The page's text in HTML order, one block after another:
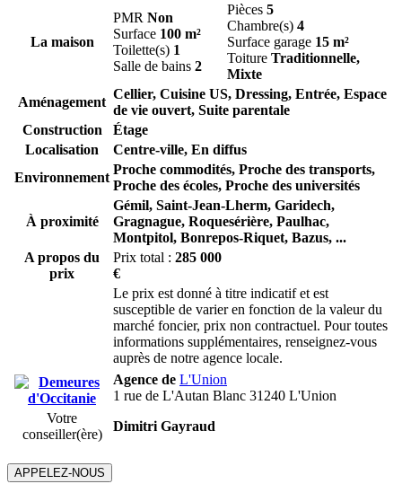
La maison
PMR Non
Surface 100 m²
Toilette(s) 1
Salle de bains 2
Pièces 5
Chambre(s) 4
Surface garage 15 m²
Toiture Traditionnelle,
Mixte
Aménagement
Cellier, Cuisine US, Dressing, Entrée, Espace
de vie ouvert, Suite parentale
Construction
Étage
Localisation
Centre-ville, En diffus
Environnement
Proche commodités, Proche des transports,
Proche des écoles, Proche des universités
À proximité
Gémil, Saint-Jean-Lherm, Garidech,
Gragnague, Roquesérière, Paulhac,
Montpitol, Bonrepos-Riquet, Bazus, ...
A propos du
prix
Prix total : 285 000
€
Le prix est donné à titre indicatif et est
susceptible de varier en fonction de la valeur du
marché foncier, prix non contractuel. Pour toutes
informations supplémentaires, renseignez-vous
auprès de notre agence locale.
Agence de L'Union
1 rue de L'Autan Blanc 31240 L'Union
Votre
conseiller(ère)
Dimitri Gayraud
APPELEZ-NOUS